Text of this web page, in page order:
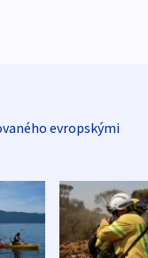
evropskými